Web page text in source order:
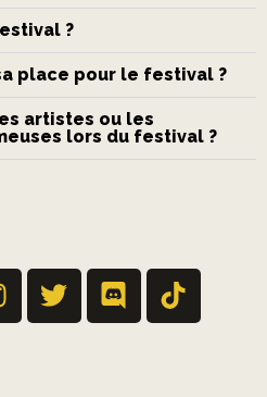
?
place pour le festival ?
artistes ou les
lors du festival ?